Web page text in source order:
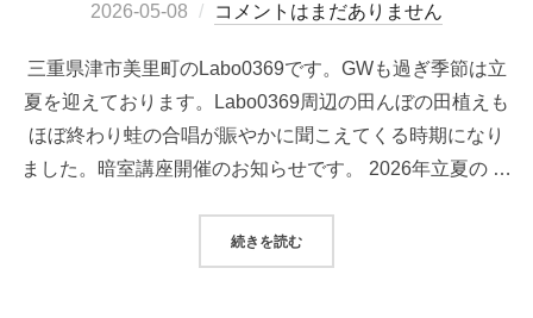
2026-05-08 コメントはまだありません
三重県津市美里町のLabo0369です。GWも過ぎ季節は立
夏を迎えております。Labo0369周辺の田んぼの田植えも
ほぼ終わり蛙の合唱が賑やかに聞こえてくる時期になり
ました。暗室講座開催のお知らせです。 2026年立夏の …
続きを読む“2026年立夏 暗室講座 「白黒印